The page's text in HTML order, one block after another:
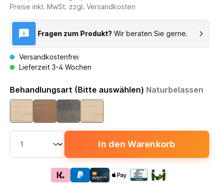
Preise inkl. MwSt. zzgl. Versandkosten
Fragen zum Produkt? Wir beraten Sie gerne.
Versandkostenfrei
Lieferzeit 3-4 Wochen
Behandlungsart (Bitte auswählen) Naturbelassen
In den Warenkorb